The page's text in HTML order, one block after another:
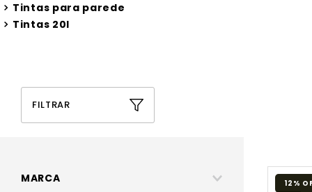
Tintas para parede
Tintas 20l
FILTRAR
MARCA 12%